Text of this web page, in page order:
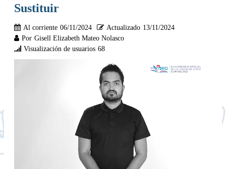
Sustituir
Al corriente 06/11/2024 Actualizado 13/11/2024
Por Gisell Elizabeth Mateo Nolasco
Visualización de usuarios 68